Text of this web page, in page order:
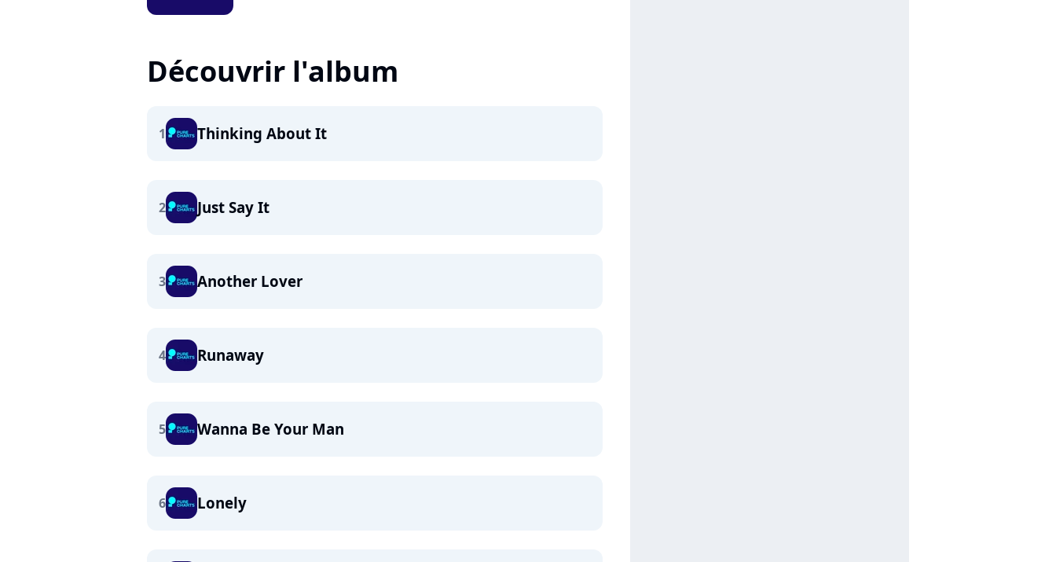
Découvrir l'album
1 Thinking About It
2 Just Say It
3 Another Lover
4 Runaway
5 Wanna Be Your Man
6 Lonely